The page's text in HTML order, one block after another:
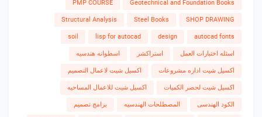
Geotechnical and Foundation Books
PMP COURSE
SHOP DRAWING
Steel Books
Structural Analysis
autocad fonts
design
lisp for autocad
soil
اسئله اختبارات العمل استراكشر اسطوانه هندسيه
اكسيل شيت اداره مشروعات اكسيل شيت لاعمال التصميم
اكسيل شيت لحصر الكميات اكسيل شيت للاعمال المساحيه
الكود الهندسى المصطلحات الهندسيه برامج تصميم